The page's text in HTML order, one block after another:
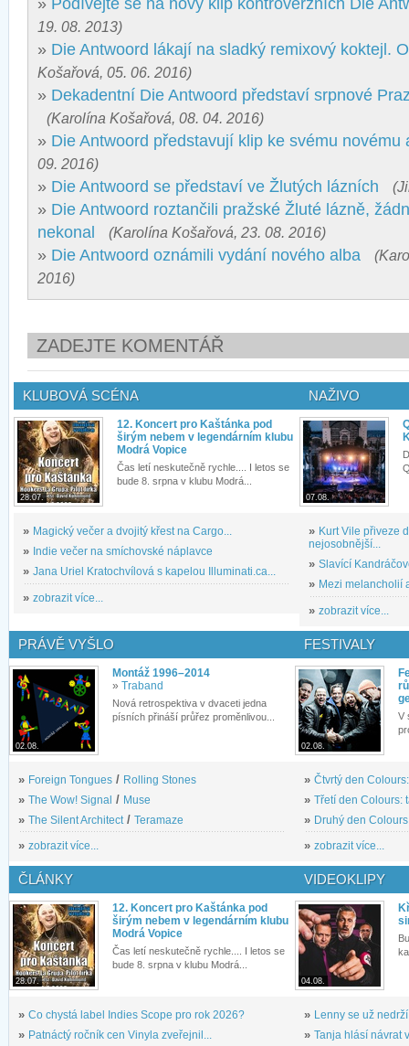
» Podívejte se na nový klip kontroverzních Die
19. 08. 2013)
» Die Antwoord lákají na sladký remixový koktejl.
Košařová, 05. 06. 2016)
» Dekadentní Die Antwoord představí srpnové
(Karolína Košařová, 08. 04. 2016)
» Die Antwoord představují klip ke svému novému
09. 2016)
» Die Antwoord se představí ve Žlutých lázních
» Die Antwoord roztančili pražské Žluté lázně,
nekonal
(Karolína Košařová, 23. 08. 2016)
» Die Antwoord oznámili vydání nového alba
2016)
ZADEJTE KOMENTÁŘ
KLUBOVÁ SCÉNA
28.07.
12. Koncert pro Kaštánka pod
širým nebem v legendárním klubu
Modrá Vopice
Čas letí neskutečně rychle.... I letos se
bude 8. srpna v klubu Modrá...
» Magický večer a dvojitý křest na Cargo...
» Indie večer na smíchovské náplavce
» Jana Uriel Kratochvílová s kapelou Illuminati.ca...
» zobrazit více...
NAŽIVO
07.08.
» Kurt Vile přiveze
nejosobnější...
» Slavící
» Mezi melancholií
» zobrazit více...
PRÁVĚ VYŠLO
02.08.
Montáž 1996–2014
» Traband
Nová retrospektiva v dvaceti jedna
písních přináší průřez proměnlivou...
» Foreign Tongues / Rolling Stones
» The Wow! Signal / Muse
» The Silent Architect / Teramaze
» zobrazit více...
FESTIVALY
02.08.
V
» Čtvrtý den
» Třetí den Colours:
» Druhý den
» zobrazit více...
ČLÁNKY
28.07.
12. Koncert pro Kaštánka pod
širým nebem v legendárním klubu
Modrá Vopice
Čas letí neskutečně rychle.... I letos se
bude 8. srpna v klubu Modrá...
» Co chystá label Indies Scope pro rok 2026?
» Patnáctý ročník cen Vinyla zveřejnil...
VIDEOKLIPY
04.08.
» Lenny se už
» Tanja hlásí návrat